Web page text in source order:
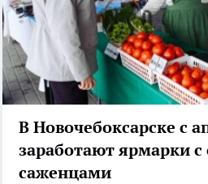
В Новочебоксарске с
заработают ярмарки
саженцами